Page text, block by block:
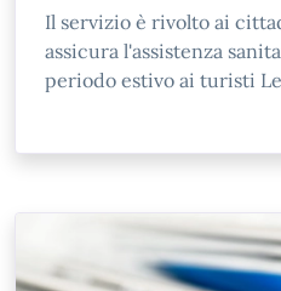
Il servizio è rivolto ai
assicura l'assistenza
periodo estivo ai turisti